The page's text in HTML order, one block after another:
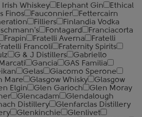
Irish Whiskey Elephant Gin
Ethical
Finos
Fauconnier
Fettercairn
Filliers
Finlandia Vodka
Fontagard
Franciacorta
Frapin Fratelli Averna
Fratelli
‎Francoli
Fraternity Spirits
G & J Distillers
Gabriello
Gancia
GAS Familia
Gelas
Giacomo Sperone
Mare Glasgow Whisky
Glasgow
Elgin Glen Garioch
Glen Moray
Glencadam
Glendalough
Distillery
Glenfarclas Distillery
Glenkinchie
Glenlivet